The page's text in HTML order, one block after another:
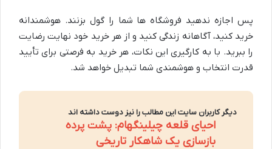
پس اجازه ندهید فروشگاه ها شما را گول بزنند. هوشمندانه
خرید کنید، آگاهانه زندگی کنید و از هر خرید خود نهایت رضایت
را ببرید. با به کارگیری این نکات، هر خرید به فرصتی برای تأیید
قدرت انتخاب و هوشمندی شما تبدیل خواهد شد.
دیگر کاربران سایت این مطالب را نیز دوست داشته اند
احیای قلعه چیلینگهام: پشت پرده
بازسازی یک شاهکار تاریخی